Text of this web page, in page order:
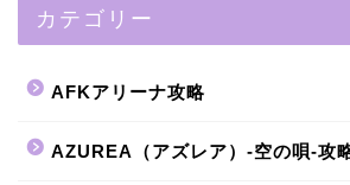
カテゴリー
AFKアリーナ攻略
AZUREA（アズレア）-空の唄-攻